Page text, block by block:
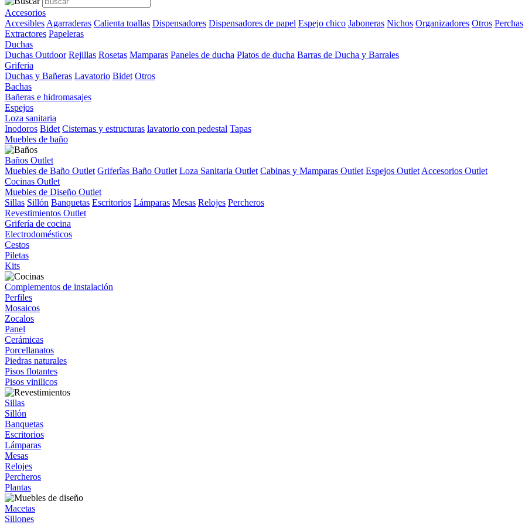
Accesorios
Accesibles Agarraderas Calienta toallas Dispensadores Dispensadores de papel Espejo chico Jaboneras Nichos Organizadores Otros Perchas
Extractores Papeleras
Duchas
Duchas Outdoor Rejillas Rosetas Mamparas Paneles de ducha Platos de ducha Barras de Ducha y Barrales
Griferia
Duchas y Bañeras Lavatorio Bidet Otros
Bachas
Bañeras e hidromasajes
Espejos
Loza sanitaria
Inodoros Bidet Cisternas y estructuras lavatorio con pedestal Tapas
Muebles de baño
Baños Outlet
Muebles de Baño Outlet Griferîas Baño Outlet Loza Sanitaria Outlet Cabinas y Mamparas Outlet Espejos Outlet Accesorios Outlet
Cocinas Outlet
Muebles de Diseño Outlet
Sillas Sillón Banquetas Escritorios Lámparas Mesas Relojes Percheros
Revestimientos Outlet
Grifería de cocina
Electrodomésticos
Cestos
Piletas
Kits
Complementos de instalación
Perfiles
Mosaicos
Zocalos
Panel
Cerámicas
Porcellanatos
Piedras naturales
Pisos flotantes
Pisos vinilicos
Sillas
Sillón
Banquetas
Escritorios
Lámparas
Mesas
Relojes
Percheros
Plantas
Macetas
Sillones